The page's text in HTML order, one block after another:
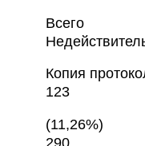
Всего
Копия
123
(11,26%)
290